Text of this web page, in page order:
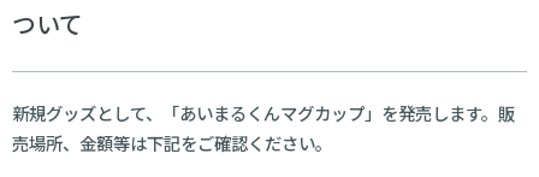
ついて
新規グッズとして、「あいまるくんマグカップ」を発売します。販
売場所、金額等は下記をご確認ください。